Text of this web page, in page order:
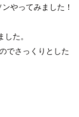
やってみました！
た。
でさっくりとした